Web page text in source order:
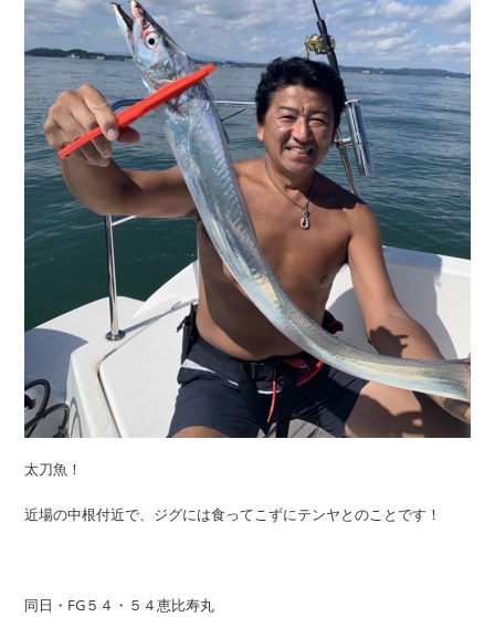
太刀魚！
近場の中根付近で、ジグには食ってこずにテンヤとのことです！
同日・FG５４・５４恵比寿丸